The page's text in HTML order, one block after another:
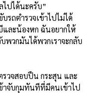
ไปได้นะครับ”
รถตำรวจเข้าไปไม่ได้
และน้องหก ฉันอยากให้
พวกมันได้พวกเราจะกลับ
วจสอบปืน กระสุน และ
ข้าจับกุมทันทีที่มีคนเข้าไป